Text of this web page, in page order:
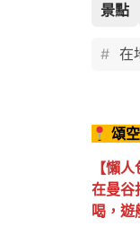
景點
在
頌
【懶
在曼谷
喝，遊